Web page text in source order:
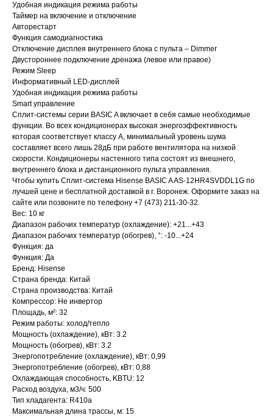
Удобная индикация режима работы
Таймер на включение и отключение
Авторестарт
Функция самодиагностика
Отключение дисплея внутреннего блока с пульта – Dimmer
Двустороннее подключение дренажа (левое или правое)
Режим Sleep
Информативный LED-дисплей
Удобная индикация режима работы
Smart управление
Сплит-системы серии BASIC A включает в себя самые необходимые
функции. Во всех кондиционерах высокая энергоэффективность
которая соответствует классу А, минимальный уровень шума
составляет всего лишь 28дБ при работе вентилятора на низкой
скорости. Кондиционеры настенного типа состоят из внешнего,
внутреннего блока и дистанционного пульта управления.
Чтобы купить Сплит-система Hisense BASIC A AS-12HR4SVDDL1G по
лучшей цене и бесплатной доставкой в г. Воронеж. Оформите заказ на
сайте или позвоните по телефону +7 (473) 211-30-32.
Вес: 10 кг
Диапазон рабочих температур (охлаждение): +21...+43
Диапазон рабочих температур (обогрев), °: -10...+24
Функция: да
Функция: Да
Бренд: Hisense
Страна бренда: Китай
Страна производства: Китай
Компрессор: Не инвертор
Площадь, м²: 32
Режим работы: холод/тепло
Мощность (охлаждение), кВт: 3.2
Мощность (обогрев), кВт: 3.2
Энергопотребление (охлаждение), кВт: 0,99
Энергопотребление (обогрев), кВт: 0,88
Охлаждающая способность, KBTU: 12
Расход воздуха, м3/ч: 500
Тип хладагента: R410a
Максимальная длина трассы, м: 15